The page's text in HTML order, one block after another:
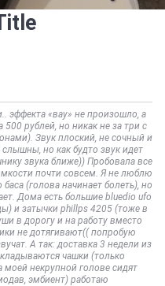
эффекта «вау» не произошло, а
рублей, но никак не за три с
Звук плоский, не сочный и
но как будто звук идет
звука ближе)) Пробовала все
почти совсем. Я не люблю
(голова начинает болеть), но
Дома есть большие bluedio ufo
и затычки phillps 4205 (тоже в
в дорогу и на работу вместо
не дотягивают(( попробую
А так: доставка 3 недели из
чашки (только
моей некрупной голове сидят
эмбиент) работаю